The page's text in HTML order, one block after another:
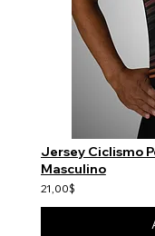
Jersey Ciclismo
Masculino
21,00$